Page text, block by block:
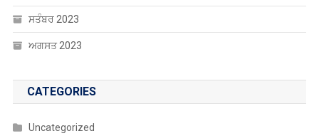
ਸਤੰਬਰ 2023
ਅਗਸਤ 2023
CATEGORIES
Uncategorized